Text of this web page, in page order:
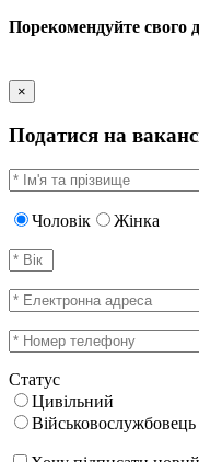
Порекомендуйте свого
×
Податися на
Чоловік Жінка
Статус
Цивільний
Військовослужбовець